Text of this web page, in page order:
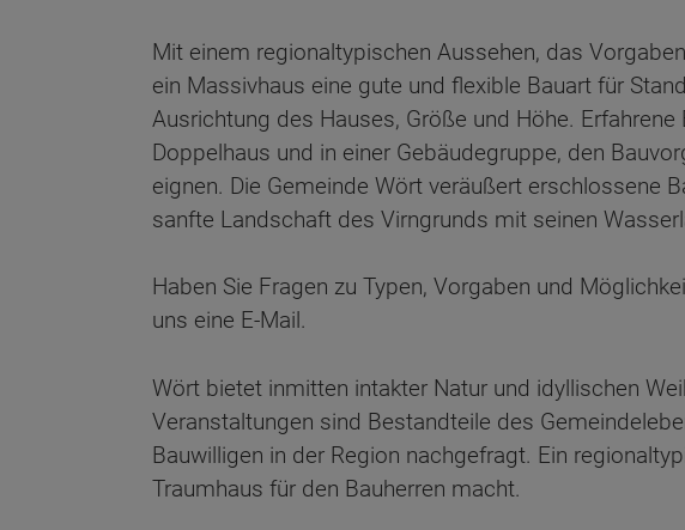
Mit einem regionaltypischen Aussehen, das
ein Massivhaus eine gute und flexible Bauart für
Ausrichtung des Hauses, Größe und Höhe.
Doppelhaus und in einer Gebäudegruppe, den
eignen. Die Gemeinde Wört veräußert erschlossene
sanfte Landschaft des Virngrunds mit seinen
Haben Sie Fragen zu Typen, Vorgaben und
uns eine E-Mail.
Wört bietet inmitten intakter Natur und idyllischen
Veranstaltungen sind Bestandteile des
Bauwilligen in der Region nachgefragt. Ein
Traumhaus für den Bauherren macht.